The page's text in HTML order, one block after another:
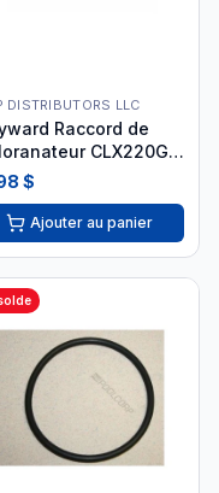
DISTRIBUTORS LLC
Raccord de
CLX220G
$
Ajouter au panier